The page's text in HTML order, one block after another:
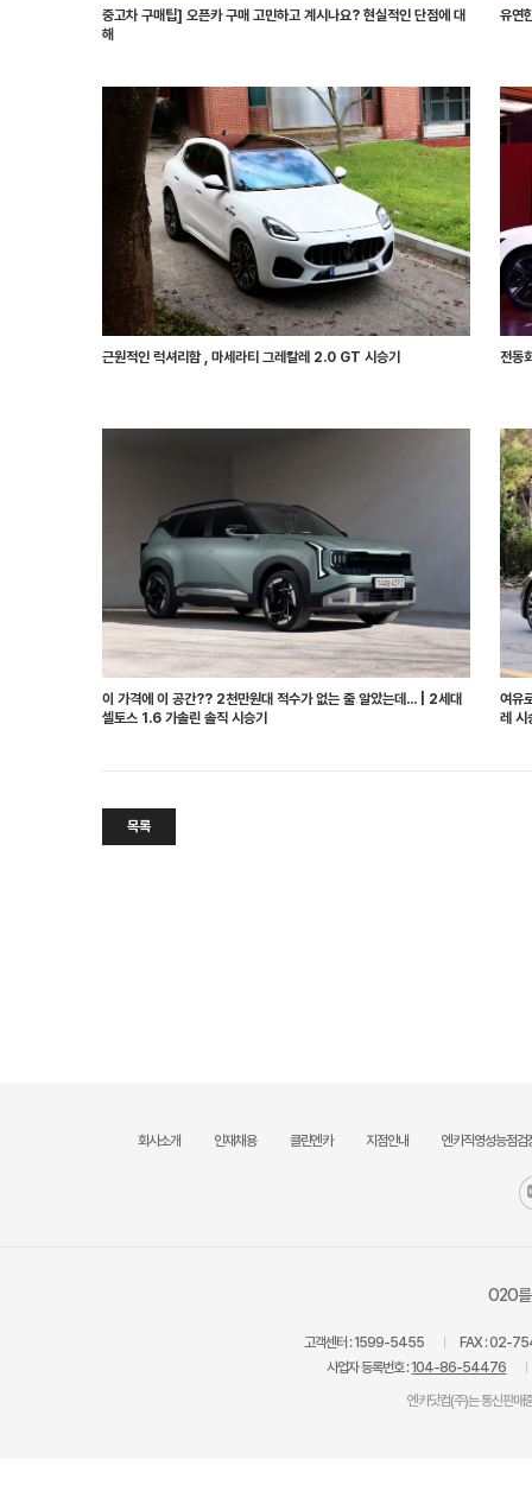
중고차 구매팁] 오픈카 구매 고민하고 계시나요? 현실적인 단점에 대
해
유연
근원적인 럭셔리함 , 마세라티 그레칼레 2.0 GT 시승기 전동
이 가격에 이 공간?? 2천만원대 적수가 없는 줄 알았는데... | 2세대
셀토스 1.6 가솔린 솔직 시승기
여유
레 시
목록
회사소개 인재채용 클린엔카 지점안내 엔카직영성능점검
O2O를
고객센터 :1599-5455 FAX :02-
사업자 등록번호 :104-86-54476
엔카닷컴(주)는 통신판매